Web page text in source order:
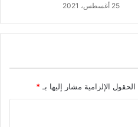
25 أغسطس، 2021
الحقول الإلزامية مشار إليها بـ *